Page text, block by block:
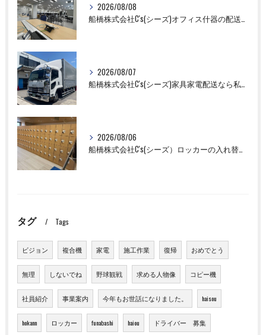
2026/08/08
2026/08/07
2026/08/06
船橋株式会社C's(シーズ）ロッカーの入れ替え作業も全国対応お任せ下さい！
タグ Tags
ビジョン 複合機 家電 施工作業 復帰 おめでとう
無理 しないでね 野球観戦 求める人物像 コピー機
社員紹介 事業案内 今年もお世話になりました。 haisou
hokann ロッカー funabashi haiou ドライバー 募集